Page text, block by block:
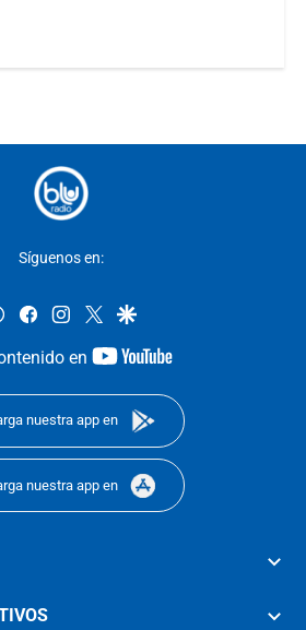
Síguenos en:
whatsappfacebookinstagram
twittergoogle
en
youtube-
nuestra app en
nuestra app en